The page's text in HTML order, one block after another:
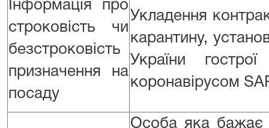
Інформація про
строковість чи
безстроковість
призначення на
посаду
Укладення
карантину,
України
коронавірусом
Особа яка бажає